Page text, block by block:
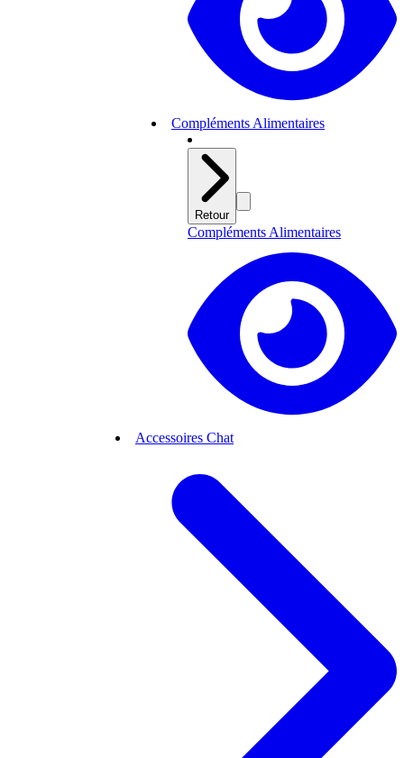
Compléments Alimentaires
Retour
Compléments Alimentaires
Accessoires Chat